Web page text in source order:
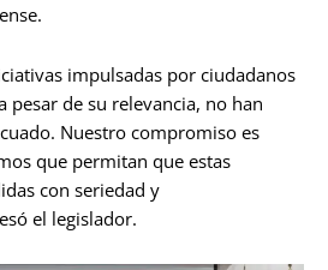
impulsadas por ciudadanos
pesar de su relevancia, no han
Nuestro compromiso es
que permitan que estas
con seriedad y
el legislador.